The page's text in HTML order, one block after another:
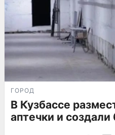
ГОРОД
В Кузбассе
аптечки и